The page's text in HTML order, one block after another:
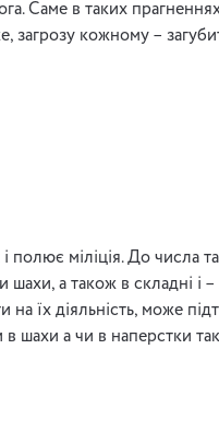
Саме в таких
загрозу кожному –
полює міліція. До числа
а також в складні і
їх діяльність, може
в шахи а чи в наперстки